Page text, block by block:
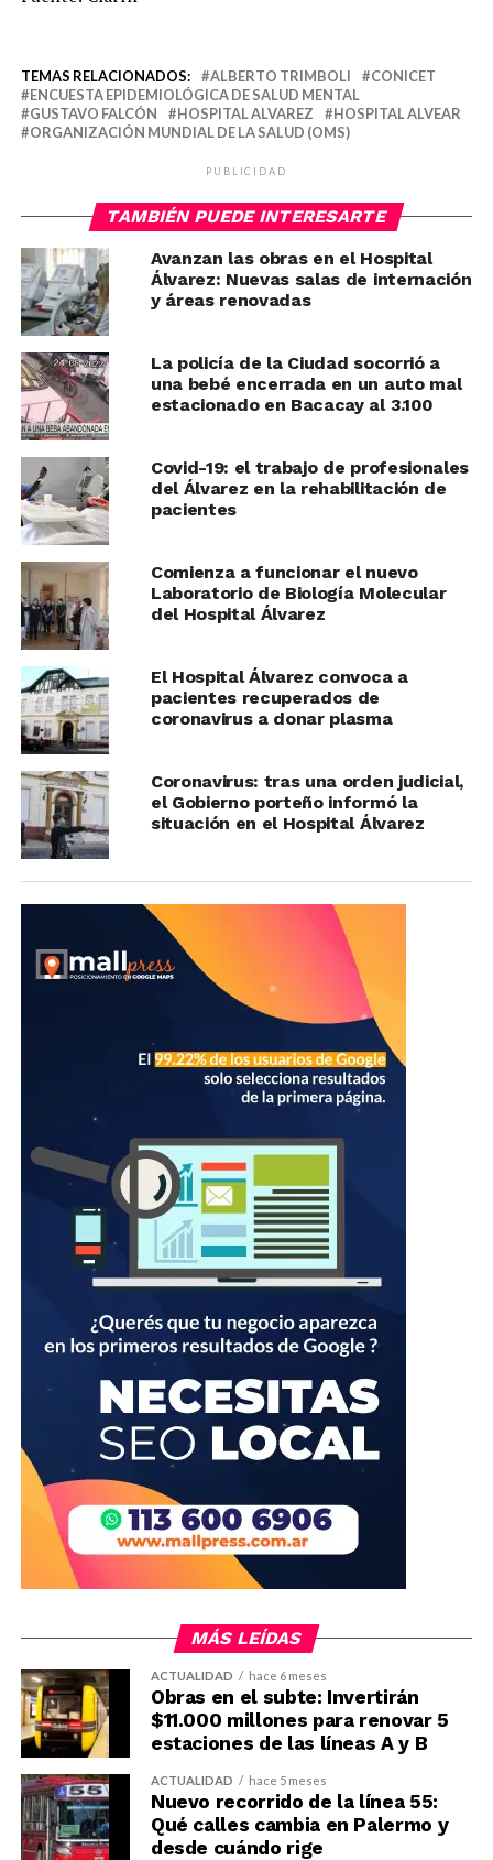
TEMAS RELACIONADOS: ALBERTO TRIMBOLI
CONICET
ENCUESTA EPIDEMIOLÓGICA DE SALUD MENTAL
GUSTAVO FALCÓN
HOSPITAL ALVAREZ
HOSPITAL ALVEAR
ORGANIZACIÓN MUNDIAL DE LA SALUD (OMS)
PUBLICIDAD
TAMBIÉN PUEDE INTERESARTE
Avanzan las obras en el Hospital
Álvarez: Nuevas salas de internación
y áreas renovadas
La policía de la Ciudad socorrió a
una bebé encerrada en un auto mal
estacionado en Bacacay al 3.100
Covid-19: el trabajo de profesionales
del Álvarez en la rehabilitación de
pacientes
Comienza a funcionar el nuevo
Laboratorio de Biología Molecular
del Hospital Álvarez
El Hospital Álvarez convoca a
pacientes recuperados de
coronavirus a donar plasma
Coronavirus: tras una orden judicial,
el Gobierno porteño informó la
situación en el Hospital Álvarez
MÁS LEÍDAS
ACTUALIDAD hace 6 meses
Obras en el subte: Invertirán
$11.000 millones para renovar 5
estaciones de las líneas A y B
ACTUALIDAD hace 5 meses
Nuevo recorrido de la línea 55:
Qué calles cambia en Palermo y
desde cuándo rige